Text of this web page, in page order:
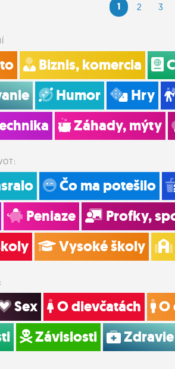
1 2 3
Biznis, komercia
Humor Hry
Záhady, mýty
Čo ma potešilo
Peniaze Profky,
Vysoké školy
Sex O dievčatách O
Závislosti Zdravie